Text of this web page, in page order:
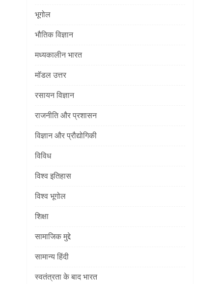
भूगोल
भौतिक विज्ञान
मध्यकालीन भारत
मॉडल उत्तर
रसायन विज्ञान
राजनीति और प्रशासन
विज्ञान और प्रौद्योगिकी
विविध
विश्व इतिहास
विश्व भूगोल
शिक्षा
सामाजिक मुद्दे
सामान्य हिंदी
स्वतंत्रता के बाद भारत